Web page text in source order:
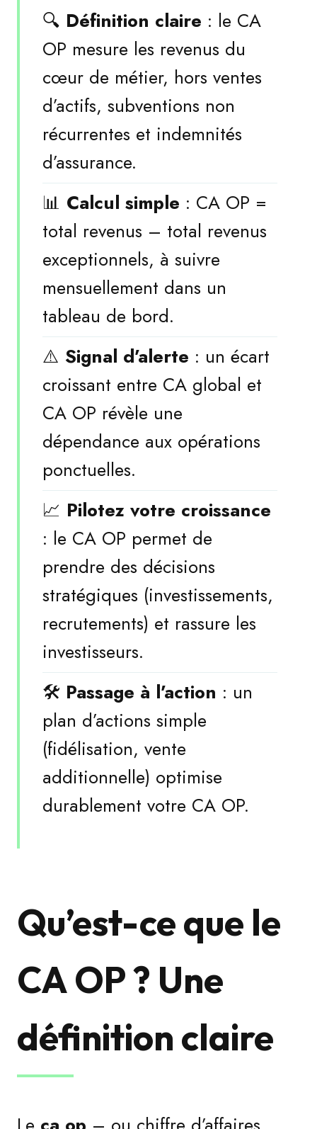
🔍 Définition claire : le CA
OP mesure les revenus du
cœur de métier, hors ventes
d’actifs, subventions non
récurrentes et indemnités
d’assurance.
📊 Calcul simple : CA OP =
total revenus – total revenus
exceptionnels, à suivre
mensuellement dans un
tableau de bord.
⚠️ Signal d’alerte : un écart
croissant entre CA global et
CA OP révèle une
dépendance aux opérations
ponctuelles.
📈 Pilotez votre croissance
: le CA OP permet de
prendre des décisions
stratégiques (investissements,
recrutements) et rassure les
investisseurs.
🛠️ Passage à l’action : un
plan d’actions simple
(fidélisation, vente
additionnelle) optimise
durablement votre CA OP.
Qu’est-ce que le
CA OP ? Une
définition claire